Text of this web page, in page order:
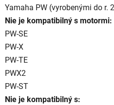
Yamaha PW (vyrobenými do r.
Nie je kompatibilný s motormi:
PW-SE
PW-X
PW-TE
PWX2
PW-ST
Nie je kompatibilný s: